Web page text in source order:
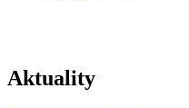
Aktuality